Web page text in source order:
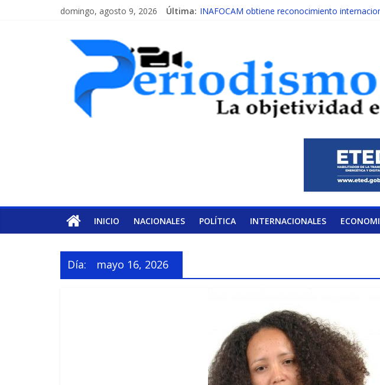
domingo, agosto 9, 2026 Última: INAFOCAM obtiene reconocimiento
MESCyT presenta calendario de Consulta
INICIO NACIONALES POLÍTICA INTERNACIONALES
Día: mayo 16, 2026